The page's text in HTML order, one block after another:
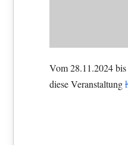
Vom 28.11.2024
diese Veranstaltung